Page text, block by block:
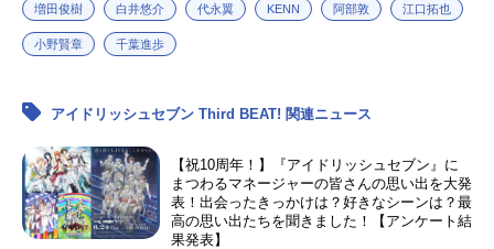
増田俊樹 白井悠介 代永翼 KENN 阿部敦 江口拓也
小野賢章 千葉進歩
アイドリッシュセブン Third BEAT! 関連ニュース
【祝10周年！】『アイドリッシュセブン』に
まつわるマネージャーの皆さんの思い出を大発
表！出会ったきっかけは？好きなシーンは？最
高の思い出たちを聞きました！【アンケート結
果発表】